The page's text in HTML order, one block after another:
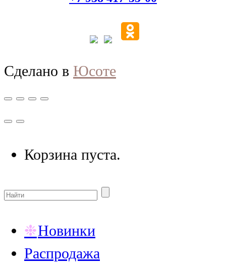
Сделано в Юсоте
Корзина пуста.
Новинки
Распродажа